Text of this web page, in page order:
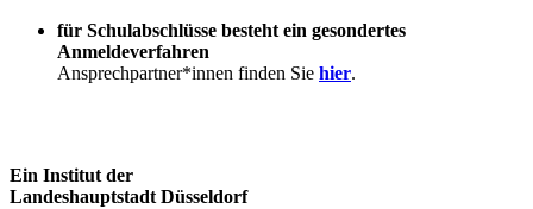
für Schulabschlüsse besteht ein gesondertes
Anmeldeverfahren
Ansprechpartner*innen finden Sie hier.
Ein Institut der
Landeshauptstadt Düsseldorf